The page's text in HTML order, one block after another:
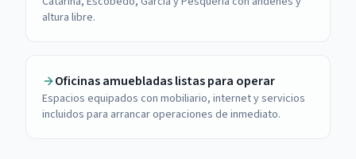
altura libre.
Oficinas amuebladas listas para operar
Espacios equipados con mobiliario, internet y servicios
incluidos para arrancar operaciones de inmediato.